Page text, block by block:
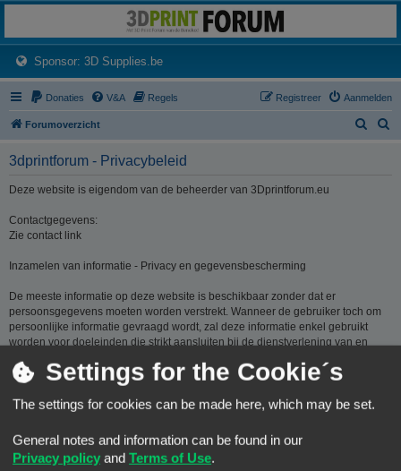
Het 3D print forum van de Benelux na de sluiting van 3dprintforum.nl
Sponsor: 3D Supplies.be(Opens a new tab)
Donaties V&A Regels Aanmelden
Registreer
Forumoverzicht
3dprintforum - Privacybeleid
Deze website is eigendom van de beheerder van 3Dprintforum.eu
Contactgegevens:
Zie contact link
Inzamelen van informatie - Privacy en gegevensbescherming
De meeste informatie op deze website is beschikbaar zonder dat er
persoonsgegevens moeten worden verstrekt. Wanneer de gebruiker toch om
persoonlijke informatie gevraagd wordt, zal deze informatie enkel gebruikt
worden voor doeleinden die strikt aansluiten bij de dienstverlening van en
registreren van een account dan wel op basis van haar gerechtvaardigd
belang om diensten te verlenen en u hiervoor te contacteren. De informatie
over u wordt u op verzoek meegedeeld. U kan deze, indien nodig, laten
contact link. Bent u het niet eens met de manier waarop 3DPrintforum.eu uw
gegevens verwerkt, kan u klacht indienen bij de
Gegevensbeschermingsautoriteit
Settings for the Cookie´s
The settings for cookies can be made here, which may be set.
General notes and information can be found in our
Privacy policy and Terms of Use.